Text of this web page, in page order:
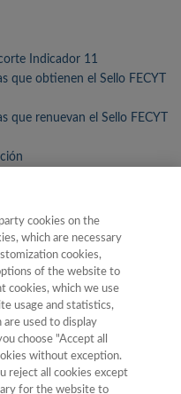
Indicador 11
que obtienen el Sello FECYT
que renuevan el Sello FECYT
de enero de 2021 conforme
la evaluación contarán
FECYT por un periodo de
cookies on the
which are necessary
cookies,
of the website to
cookies, which we use
usage and statistics,
are used to display
choose "Accept all
without exception.
reject all cookies except
for the website to